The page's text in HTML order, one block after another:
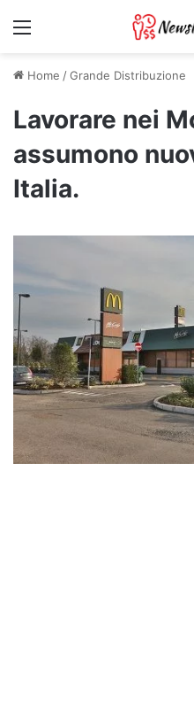
Menu
Home /Grande Distribuzione
Lavorare nei
assumono
Italia.